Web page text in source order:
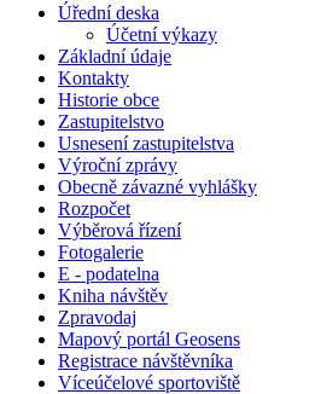
Úřední deska
Účetní výkazy
Základní údaje
Kontakty
Historie obce
Zastupitelstvo
Usnesení zastupitelstva
Výroční zprávy
Obecně závazné vyhlášky
Rozpočet
Výběrová řízení
Fotogalerie
E - podatelna
Kniha návštěv
Zpravodaj
Mapový portál Geosens
Registrace návštěvníka
Víceúčelové sportoviště